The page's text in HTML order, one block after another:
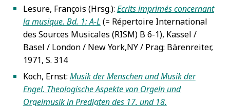
5 Lesure, François (Hrsg.): Ecrits imprimés concernant
la musique. Bd. 1: A-L (= Répertoire International
des Sources Musicales (RISM) B 6-1), Kassel /
Basel / London / New York,NY / Prag: Bärenreiter,
1971, S. 314
5 Koch, Ernst: Musik der Menschen und Musik der
Engel. Theologische Aspekte von Orgeln und
Orgelmusik in Predigten des 17. und 18.